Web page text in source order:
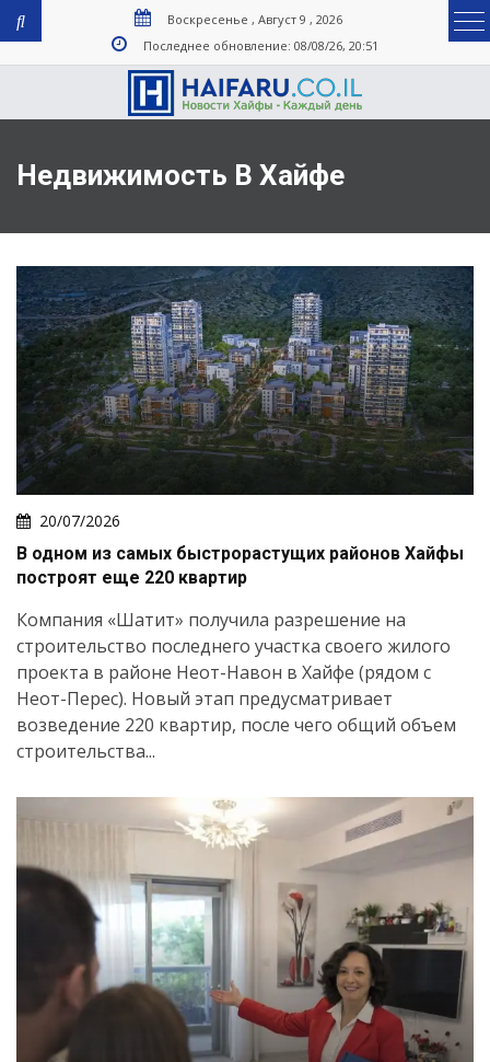
Воскресенье , Август 9 , 2026
Последнее обновление: 08/08/26, 20:51
Недвижимость В Хайфе
20/07/2026
В одном из самых быстрорастущих районов Хайфы
построят еще 220 квартир
Компания «Шатит» получила разрешение на
строительство последнего участка своего жилого
проекта в районе Неот-Навон в Хайфе (рядом с
Неот-Перес). Новый этап предусматривает
возведение 220 квартир, после чего общий объем
строительства...